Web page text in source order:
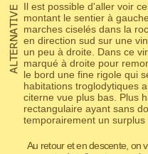
Il est possible d'aller voir
montant le sentier à
marches ciselés dans la
en direction sud sur une
un peu à droite. Dans ce
marqué à droite pour
le bord une fine rigole qui
habitations troglodytiques
citerne vue plus bas. Plus
rectangulaire ayant sans
temporairement un surplus
Au retour et en descente, on